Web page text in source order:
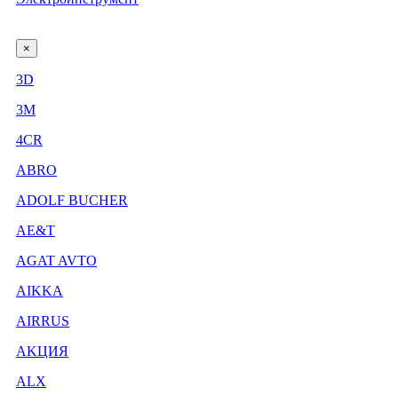
×
3D
3М
4CR
ABRO
ADOLF BUCHER
AE&T
AGAT AVTO
AIKKA
AIRRUS
AKЦИЯ
ALX